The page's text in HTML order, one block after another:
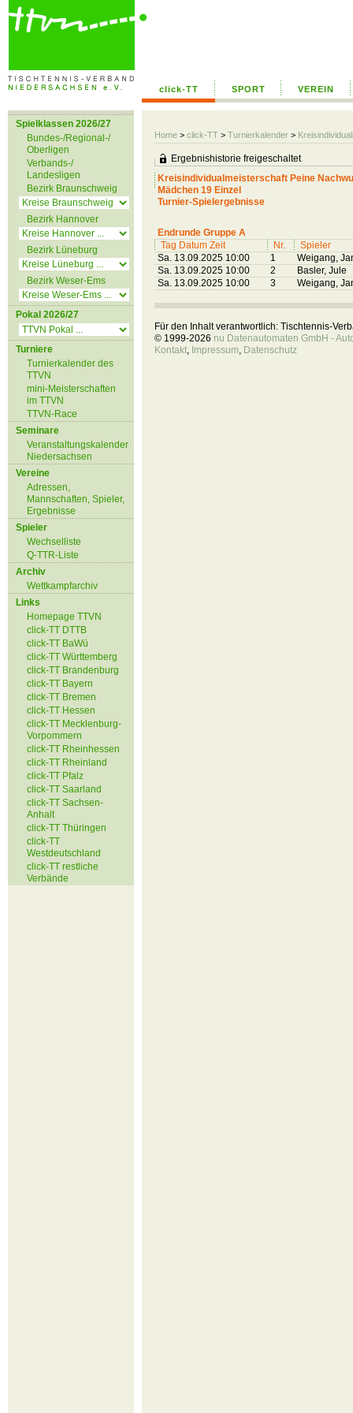
click-TT SPORT VEREIN
Home > click-TT > Turnierkalender >
Spielklassen 2026/27
Bundes-/Regional-/
Oberligen
Verbands-/
Landesligen
Bezirk Braunschweig
Bezirk Hannover
Bezirk Lüneburg
Bezirk Weser-Ems
Pokal 2026/27
Turniere
Turnierkalender des
TTVN
mini-Meisterschaften
im TTVN
TTVN-Race
Seminare
Veranstaltungskalender
Niedersachsen
Vereine
Adressen,
Mannschaften, Spieler,
Ergebnisse
Spieler
Wechselliste
Q-TTR-Liste
Archiv
Wettkampfarchiv
Links
Homepage TTVN
click-TT DTTB
click-TT BaWü
click-TT Württemberg
click-TT Brandenburg
click-TT Bayern
click-TT Bremen
click-TT Hessen
click-TT Mecklenburg-
Vorpommern
click-TT Rheinhessen
click-TT Rheinland
click-TT Pfalz
click-TT Saarland
click-TT Sachsen-
Anhalt
click-TT Thüringen
click-TT
Westdeutschland
click-TT restliche
Verbände
Ergebnishistorie freigeschaltet
Kreisindividualmeisterschaft Peine
Mädchen 19 Einzel
Turnier-Spielergebnisse
Endrunde Gruppe A
Tag Datum Zeit
Nr.
Spieler
Sa. 13.09.2025 10:00
1
Weigang,
Sa. 13.09.2025 10:00
2
Basler, Jule
Sa. 13.09.2025 10:00
3 Weigang,
Für den Inhalt verantwortlich: Tischtennis-
© 1999-2026 nu Datenautomaten GmbH -
Kontakt, Impressum, Datenschutz